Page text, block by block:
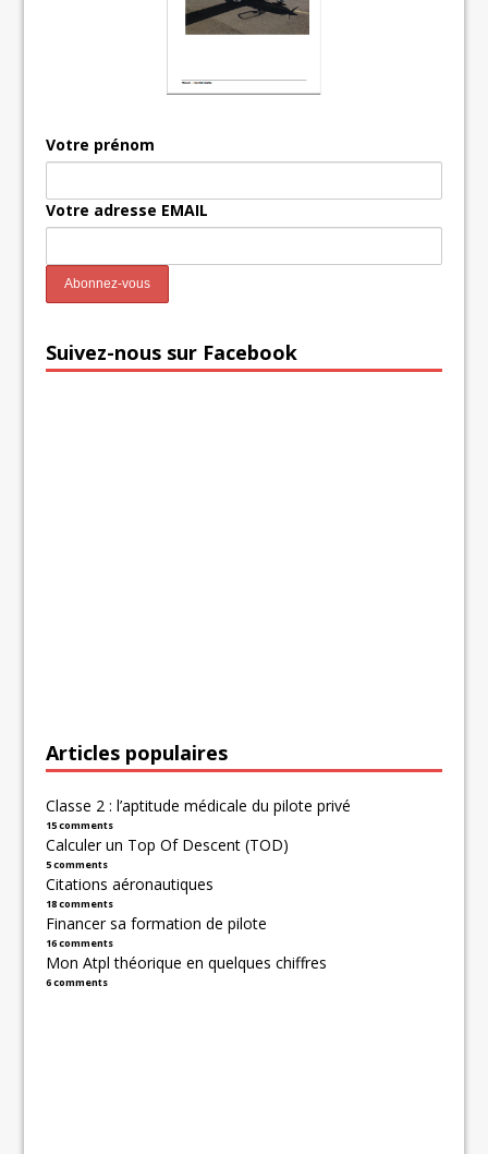
Votre prénom
Votre adresse EMAIL
Suivez-nous sur Facebook
Articles populaires
Classe 2 : l’aptitude médicale du pilote privé
15 comments
Calculer un Top Of Descent (TOD)
5 comments
Citations aéronautiques
18 comments
Financer sa formation de pilote
16 comments
Mon Atpl théorique en quelques chiffres
6 comments